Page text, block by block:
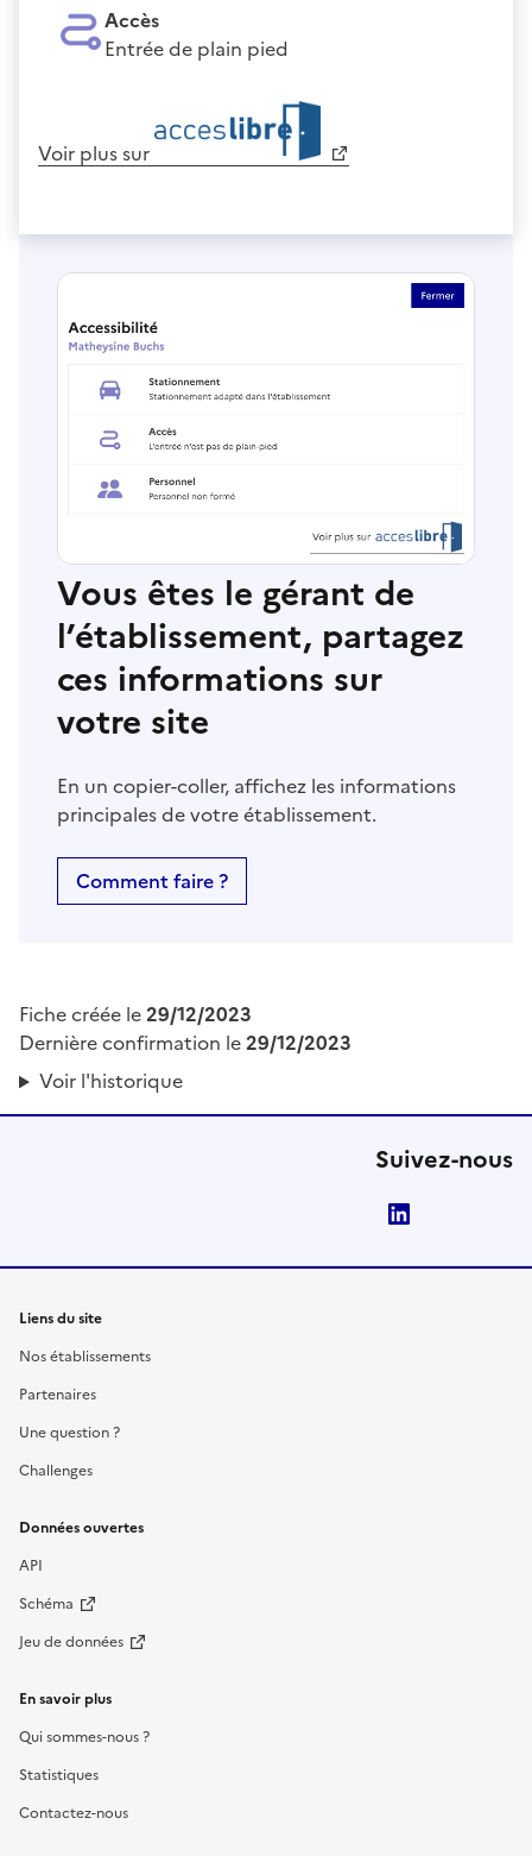
Accès
Entrée de plain pied
Voir plus sur
Vous êtes le gérant de
l’établissement, partagez
ces informations sur
votre site
En un copier-coller, affichez les informations
principales de votre établissement.
Comment faire ?
Fiche créée le29/12/2023
Dernière confirmation le29/12/2023
Voir l'historique
Suivez-nous
Liens du site
Nos établissements
Partenaires
Une question ?
Challenges
Données ouvertes
API
Schéma
Jeu de données
En savoir plus
Qui sommes-nous ?
Statistiques
Contactez-nous